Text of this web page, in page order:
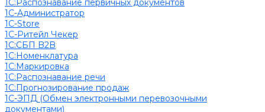
1С:Распознавание первичных документов
1С-Администратор
1С-Store
1С-Ритейл Чекер
1С:СБП B2B
1С:Номенклатура
1С:Маркировка
1С:Распознавание речи
1С:Прогнозирование продаж
1С-ЭПД (Обмен электронными перевозочными
документами)